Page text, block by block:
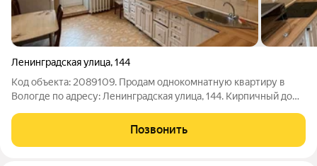
Ленинградская улица,144
Код объекта: 2089109. Продам однокомнатную квартиру в
Вологде по адресу: Ленинградская улица, 144. Кирпичный дом
звукоизоляцию. Квартира расположена на втором этаже
двенадцатиэтажного дома и обладает
Позвонить